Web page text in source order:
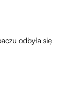
odbyła się